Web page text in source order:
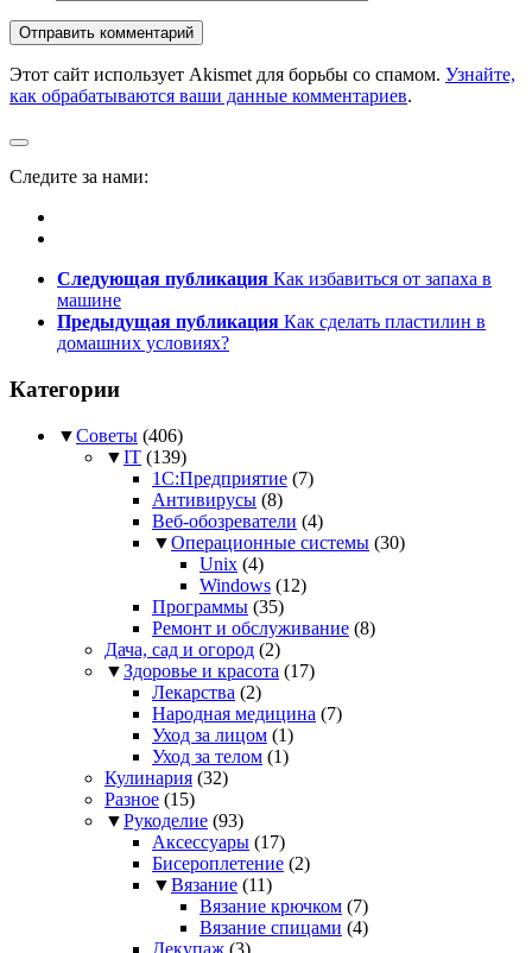
Этот сайт использует Akismet для борьбы со спамом. Узнайте,
как обрабатываются ваши данные комментариев.
Следите за нами:
Следующая публикация Как избавиться от запаха в
машине
Предыдущая публикация Как сделать пластилин в
домашних условиях?
Категории
▼Советы (406)
▼IT (139)
1С:Предприятие (7)
Антивирусы (8)
Веб-обозреватели (4)
▼Операционные системы (30)
Unix (4)
Windows (12)
Программы (35)
Ремонт и обслуживание (8)
Дача, сад и огород (2)
▼Здоровье и красота (17)
Лекарства (2)
Народная медицина (7)
Уход за лицом (1)
Уход за телом (1)
Кулинария (32)
Разное (15)
▼Рукоделие (93)
Аксессуары (17)
Бисероплетение (2)
▼Вязание (11)
Вязание крючком (7)
Вязание спицами (4)
Декупаж (3)